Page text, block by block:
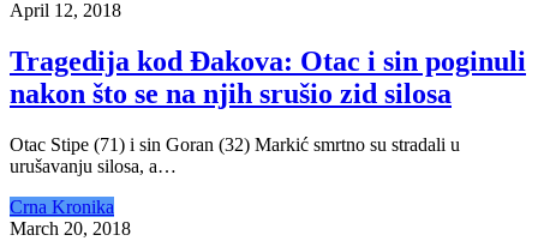
April 12, 2018
Tragedija kod Đakova: Otac i sin poginuli
nakon što se na njih srušio zid silosa
Otac Stipe (71) i sin Goran (32) Markić smrtno su stradali u
urušavanju silosa, a…
Crna Kronika
March 20, 2018